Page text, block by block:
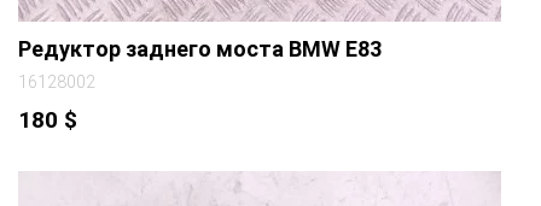
Редуктор заднего моста BMW E83
16128002
180 $